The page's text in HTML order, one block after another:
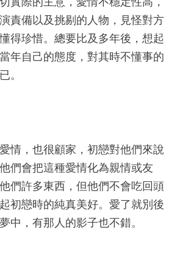
責備以及挑剔的人物，見怪對方
得珍惜。總要比及多年後，想起
年自己的態度，對其時不懂事的
。
情，也很顧家，初戀對他們來說
們會把這種愛情化為親情或友
們許多東西，但他們不會吃回頭
初戀時的純真美好。愛了就別後
中，有那人的影子也不錯。